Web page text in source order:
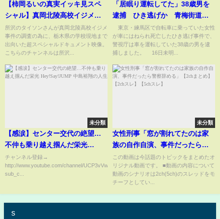
【柿岡るいの真実イッキ見スペ
シャル】真岡北陵高校イジメ事
件に所沢のタイソンが動いた！
【公認】所沢のタイソンの切り
抜きチャンネル #柿岡るい #真岡
所沢のタイソンさんが真岡北陵高校イジメ
事件の調査の為に、栃木県の学校現地まで
出向いた超スペシャルドキュメント映像。
こちらのチャンネルは所沢...
「居眠り運転してた」38歳男を
逮捕 ひき逃げか 青梅街道で
女性はねられ死亡(2025年10月17
日)
東京・練馬区で自転車に乗っていた女性
が車にはねられ死亡したひき逃げ事件で、
警視庁は車を運転していた38歳の男を逮
捕しました。 16日未明...
未分類
【感涙】センター交代の絶望…
不仲も乗り越え掴んだ栄光
Hey!Say!JUMP 中島裕翔の人生
チャンネル登録→
http://www.youtube.com/channel/UCP3vVwcNl_xTEDcKtT6JIhA?
sub_c...
未分類
女性刑事「窓が割れてたのは家
族の自作自演、事件だったら警
察辞める」【2chまとめ】【2ch
スレ】【5chスレ】
この動画は今話題のトピックをまとめたオ
リジナル動画です。 ■動画の内容について
動画のシナリオは2ch(5ch)のスレッドをモ
チーフとしてい...
s